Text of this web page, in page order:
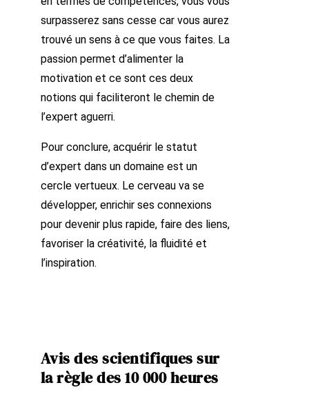
surpasserez sans cesse car vous aurez
trouvé un sens à ce que vous faites. La
passion permet d’alimenter la
motivation et ce sont ces deux
notions qui faciliteront le chemin de
l’expert aguerri.
Pour conclure, acquérir le statut
d’expert dans un domaine est un
cercle vertueux. Le cerveau va se
développer, enrichir ses connexions
pour devenir plus rapide, faire des liens,
favoriser la créativité, la fluidité et
l’inspiration.
Avis des scientifiques sur
la règle des 10 000 heures